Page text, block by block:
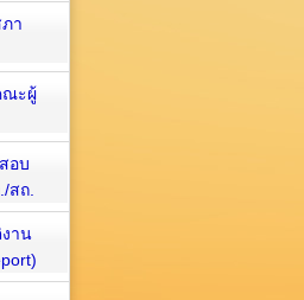
า
ณะผู้
อบ
สถ.
าน